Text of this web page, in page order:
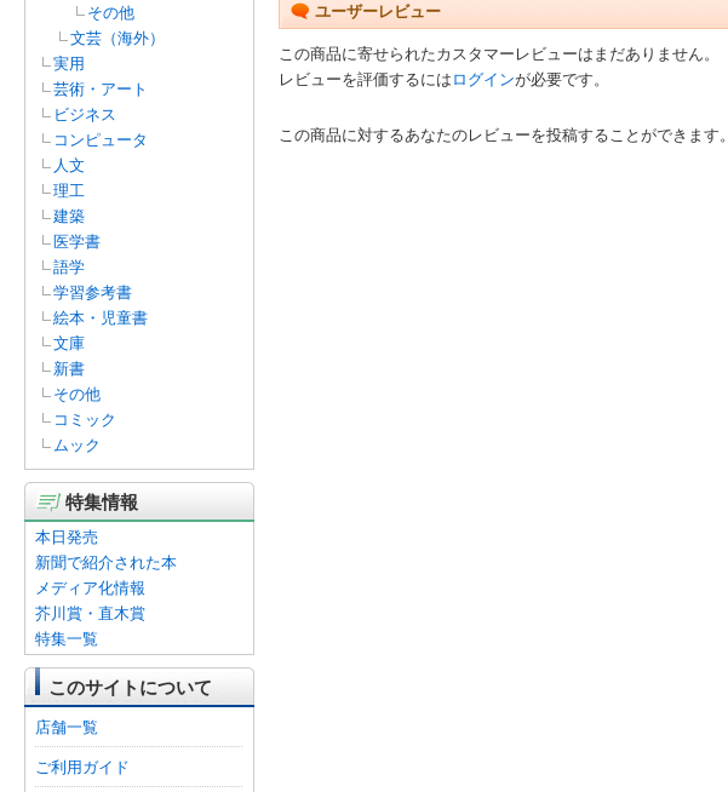
その他
文芸（海外）
実用
芸術・アート
ビジネス
コンピュータ
人文
理工
建築
医学書
語学
学習参考書
絵本・児童書
文庫
新書
その他
コミック
ムック
特集情報
本日発売
新聞で紹介された本
メディア化情報
芥川賞・直木賞
特集一覧
このサイトについて
店舗一覧
ご利用ガイド
ユーザーレビュー
この商品に寄せられたカスタマーレビューはまだありません。
レビューを評価するには ログインが必要です。
この商品に対するあなたのレビューを投稿することができます。